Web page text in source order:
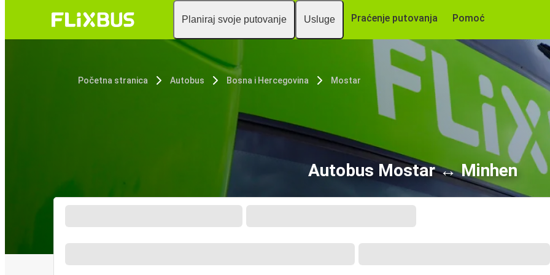
Planiraj svoje putovanje Usluge Praćenje putovanja Pomoć
Početna stranica Autobus Bosna i Hercegovina Mostar
Autobus Mostar ↔ Мinhen